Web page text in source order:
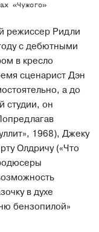
«Чужого»
режиссер Ридли
с дебютными
в кресло
сценарист Дэн
а до
студии, он
1968), Джеку
Олдричу («Что
в духе
бензопилой»